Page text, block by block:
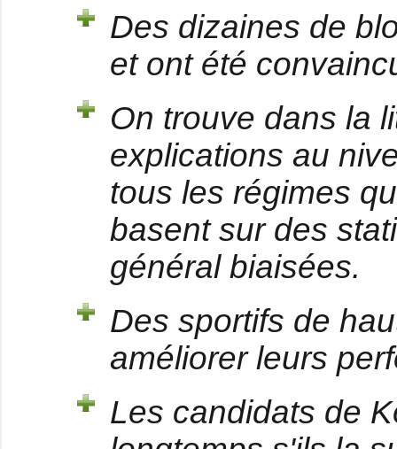
Des dizaines de
et ont été
On trouve dans la
explications au
tous les régimes
basent sur des
général biaisées.
Des sportifs de
améliorer leurs
Les candidats de